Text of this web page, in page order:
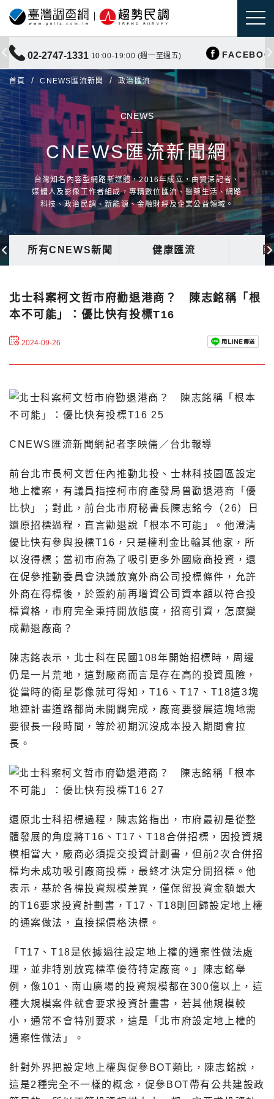
02-2747-1331 10:00-19:00 (週一至週五)
首頁 CNEWS匯流新聞 政治匯流
CNEWS
CNEWS匯流新聞網
台灣知名內容型網路新媒體，2016年成立，由資深記者、
媒體人及影像工作者組成，專精數位匯流、醫藥生活、網路
科技、政治民調、新能源、金融財經及企業公益領域。
所有CNEWS新聞 健康匯流
北士科案柯文哲市府勸退港商？ 陳志銘稱「根
本不可能」：優比快有投標T16
2024-09-26
CNEWS匯流新聞網記者李映儒／台北報導
前台北市長柯文哲任內推動北投、士林科技園區設定
地上權案，有議員指控柯市府產發局曾勸退港商「優
比快」；對此，前台北市府秘書長陳志銘今（26）日
還原招標過程，直言勸退說「根本不可能」。他澄清
優比快有參與投標T16，只是權利金比輸其他家，所
以沒得標；當初市府為了吸引更多外國廠商投資，還
在促參推動委員會決議放寬外商公司投標條件，允許
外商在得標後，於簽約前再增資公司資本額以符合投
標資格，市府完全秉持開放態度，招商引資，怎麼變
成勸退廠商？
陳志銘表示，北士科在民國108年開始招標時，周邊
仍是一片荒地，這對廠商而言是存在高的投資風險，
從當時的衛星影像就可得知，T16、T17、T18這3塊
地連計畫道路都尚未開闢完成，廠商要發展這塊地需
要很長一段時間，等於初期沉沒成本投入期間會拉
長。
還原北士科招標過程，陳志銘指出，市府最初是從整
體發展的角度將T16、T17、T18合併招標，因投資規
模相當大，廠商必須提交投資計劃書，但前2次合併招
標均未成功吸引廠商投標，最終才決定分開招標。他
表示，基於各標投資規模差異，僅保留投資金額最大
的T16要求投資計劃書，T17、T18則回歸設定地上權
的通案做法，直接採價格決標。
「T17、T18是依據過往設定地上權的通案性做法處
理，並非特別放寬標準優待特定廠商。」陳志銘舉
例，像101、南山廣場的投資規模都在300億以上，這
種大規模案件就會要求投資計畫書，若其他規模較
小，通常不會特別要求，這是「北市府設定地上權的
通案性做法」。
針對外界把設定地上權與促參BOT類比，陳志銘說，
這是2種完全不一樣的概念，促參BOT帶有公共建設政